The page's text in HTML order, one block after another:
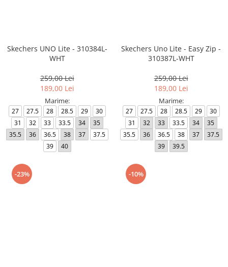
BLUGI SCURTI
SETURI CADOU
Black&White
Classic Sneakers
Core Identity
Incaltaminte Pro Running
Ghete baschet
Ghete fotbal
Jachete de primavara-toamna
Skechers UNO Lite - 310384L-
WHT
259,00 Lei
189,00 Lei
Marime:
27 27.5 28 28.5 29
30
31
32 33 33.5 34
35
35.5
36 36.5 38 37
37.5
39
40
Skechers Uno Lite - Easy Zip -
310387L-WHT
259,00 Lei
189,00 Lei
Marime:
27 27.5 28 28.5 29
30
31
32 33 33.5 34
35
35.5
36 36.5 38 37
37.5
39
39.5
-23% -10%